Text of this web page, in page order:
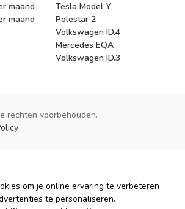
maand
maand
Tesla Model Y
Polestar 2
Volkswagen ID.4
Mercedes EQA
Volkswagen ID.3
rechten voorbehouden.
om je online ervaring te verbeteren
te personaliseren.